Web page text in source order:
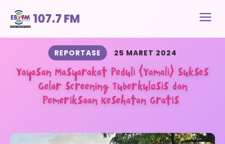
107.7 FM
REPORTASE 25 MARET 2024
Yayasan Masyarakat Peduli (Yamali) Sukses
Gelar Screening Tuberkulosis dan
Pemeriksaan Kesehatan Gratis